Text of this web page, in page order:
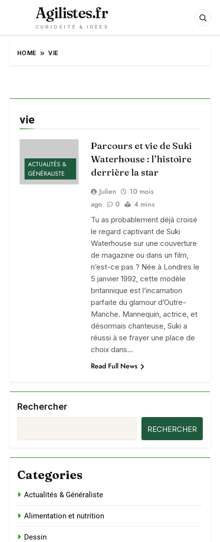
Agilistes.fr
CURIOSITÉ & IDÉES
HOME VIE
vie
ACTUALITÉS &
GÉNÉRALISTE
Parcours et vie de Suki
Waterhouse : l’histoire
derrière la star
Julien
10 mois
ago
0 4 mins
Tu as probablement déjà croisé
le regard captivant de Suki
Waterhouse sur une couverture
de magazine ou dans un film,
n’est-ce pas ? Née à Londres le
5 janvier 1992, cette modèle
britannique est l’incarnation
parfaite du glamour d’Outre-
Manche. Mannequin, actrice, et
désormais chanteuse, Suki a
réussi à se frayer une place de
choix dans…
Read Full News
Rechercher
RECHERCHER
Categories
Actualités & Généraliste
Alimentation et nutrition
Dessin